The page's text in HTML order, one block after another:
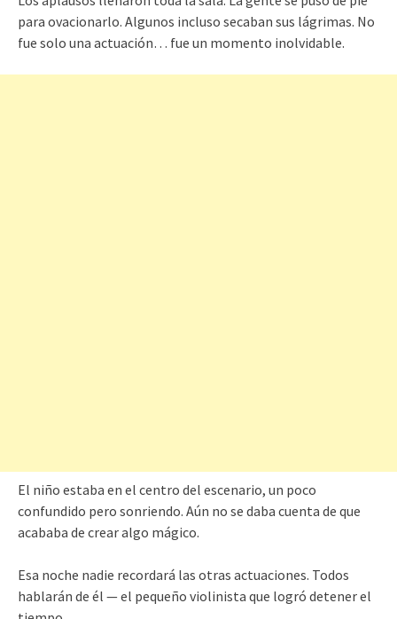
para ovacionarlo. Algunos incluso secaban sus lágrimas. No
fue solo una actuación… fue un momento inolvidable.
El niño estaba en el centro del escenario, un poco
confundido pero sonriendo. Aún no se daba cuenta de que
acababa de crear algo mágico.
Esa noche nadie recordará las otras actuaciones. Todos
hablarán de él — el pequeño violinista que logró detener el